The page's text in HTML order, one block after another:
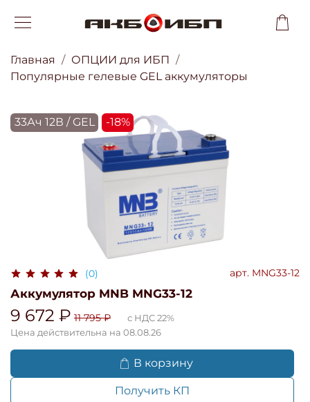
Главная
ОПЦИИ для ИБП
Популярные гелевые GEL аккумуляторы
33Ач 12В / GEL -18%
(0) арт. MNG33-12
Аккумулятор MNB MNG33-12
9 672 ₽ 11 795 ₽
с НДС 22%
Цена действительна на 08.08.26
В корзину
Получить КП